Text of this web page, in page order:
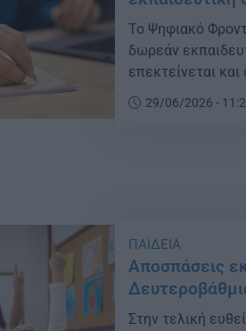
Το Ψηφιακό
δωρεάν
επεκτείνεται
29/06/2026 -
ΠΑΙΔΕΙΑ
Αποσπάσεις
Στην τελική